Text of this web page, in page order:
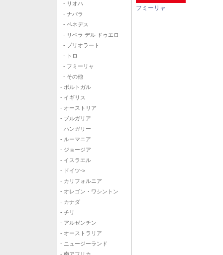
- リオハ
- ナバラ
- ペネデス
- リベラ デル ドゥエロ
- プリオラート
- トロ
- フミーリャ
- その他
- ポルトガル
- イギリス
- オーストリア
- ブルガリア
- ハンガリー
- ルーマニア
- ジョージア
- イスラエル
- ドイツ->
- カリフォルニア
- オレゴン・ワシントン
- カナダ
- チリ
- アルゼンチン
- オーストラリア
- ニュージーランド
フミーリャ